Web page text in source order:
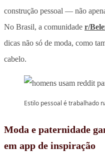
construção pessoal — não
No Brasil, a comunidade r/
dicas não só de moda, como
cabelo.
Estilo pessoal é trabalhado
Moda e paternidade
em app de inspiração